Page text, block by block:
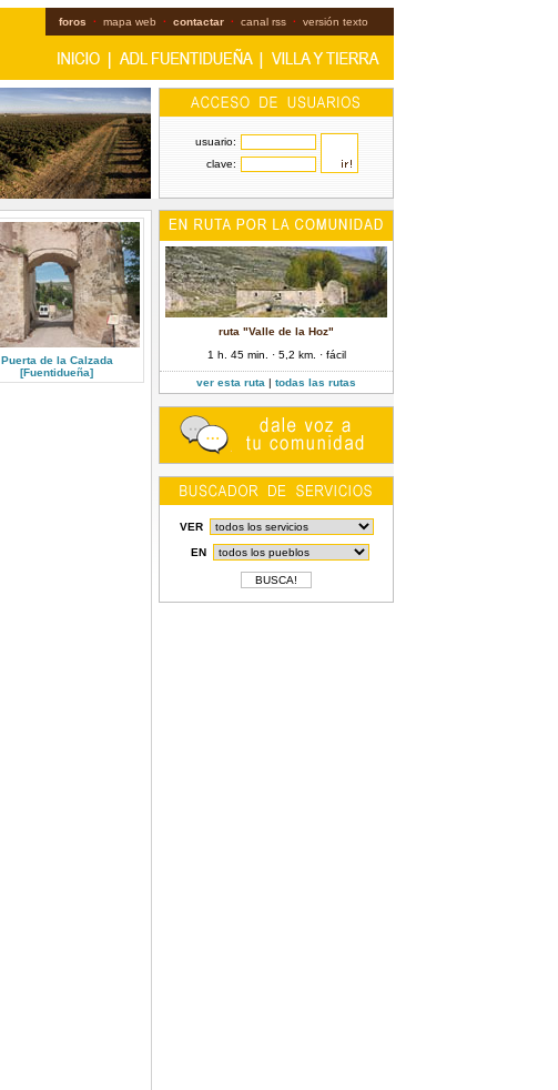
foros · mapa web · contactar · canal rss · versión texto
usuario:
clave:
Puerta de la Calzada
[Fuentidueña]
ruta "Valle de la Hoz"
1 h. 45 min. · 5,2 km. · fácil
ver esta ruta | todas las rutas
VER
EN